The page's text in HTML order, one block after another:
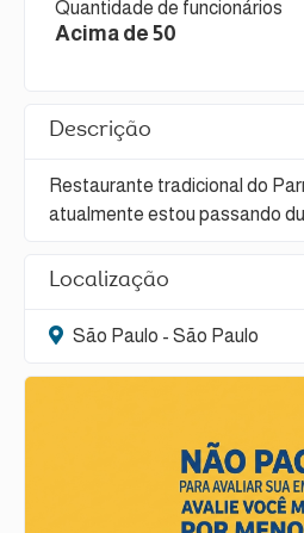
Quantidade de funcionários
Acima de 50
Descrição
Restaurante tradicional do
atualmente estou passando
Localização
São Paulo - São Paulo